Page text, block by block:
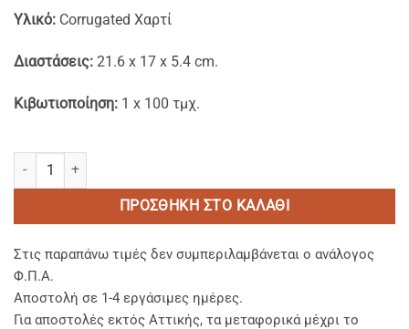
Υλικό: Corrugated Χαρτί
Διαστάσεις: 21.6 x 17 x 5.4 cm.
Κιβωτιοποίηση: 1 x 100 τμχ.
Χάρτινα Kraft Σκεύη Φαγητού FSC® Παρ/μα για Burger ποσότητα
ΠΡΟΣΘΉΚΗ ΣΤΟ ΚΑΛΆΘΙ
Στις παραπάνω τιμές δεν συμπεριλαμβάνεται ο ανάλογος
Φ.Π.Α.
Αποστολή σε 1-4 εργάσιμες ημέρες.
Για αποστολές εκτός Αττικής, τα μεταφορικά μέχρι το